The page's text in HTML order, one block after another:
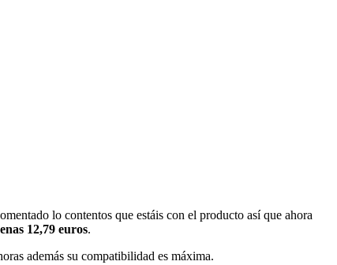
lo contentos que estáis con el producto así que ahora
12,79 euros.
además su compatibilidad es máxima.